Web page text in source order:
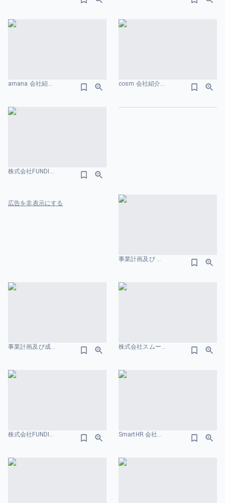
amana 会社紹介資料 会社概要のスライドデザイン cosm 会社紹介資料 会社概要のスライドデザイン
株式会社FUNDINNO 事業計画及び成長可能性に関する事項 会社概要のスライドデザイン
広告を非表示にする
事業計画及び 成長可能性に関する事項 株式会社SQUEEZE 会社概要のスライドデザイン
事業計画及び成長可能性に関する事項 株式会社スマレジ 会社概要のスライドデザイン 株式会社スムーズ会社紹介資料／Smooth COMPANY DECK 会社概要のスライドデザイン
株式会社FUNDINNO 事業計画及び成長可能性に関する事項 会社概要のスライドデザイン SmartHR 会社概要のスライドデザイン